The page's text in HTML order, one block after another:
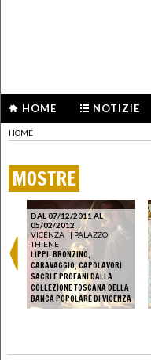
HOME NOTIZIE
HOME
MOSTRE
DAL 07/12/2011 AL
05/02/2012
VICENZA
|PALAZZO
THIENE
LIPPI, BRONZINO,
CARAVAGGIO, CAPOLAVORI
SACRI E PROFANI DALLA
COLLEZIONE TOSCANA DELLA
BANCA POPOLARE DI VICENZA